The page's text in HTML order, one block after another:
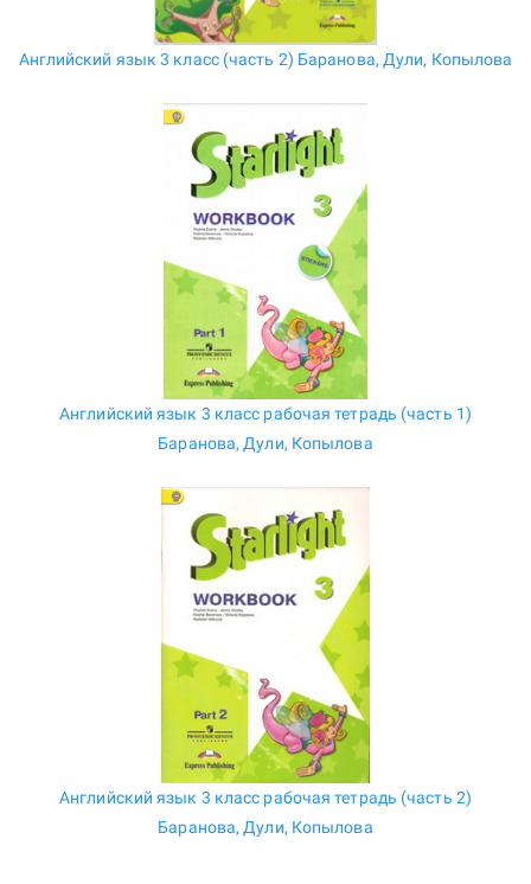
Английский язык 3 класс (часть 2) Баранова, Дули, Копылова
Английский язык 3 класс рабочая тетрадь (часть 1)
Баранова, Дули, Копылова
Английский язык 3 класс рабочая тетрадь (часть 2)
Баранова, Дули, Копылова